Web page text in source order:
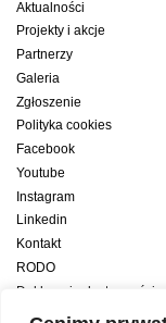
Aktualności
Projekty i akcje
Partnerzy
Galeria
Zgłoszenie
Polityka cookies
Facebook
Youtube
Instagram
Linkedin
Kontakt
RODO
Deklaracja dostępności
Deklaracja dostępności